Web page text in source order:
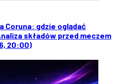
Coruna: gdzie oglądać
składów przed meczem
20:00)